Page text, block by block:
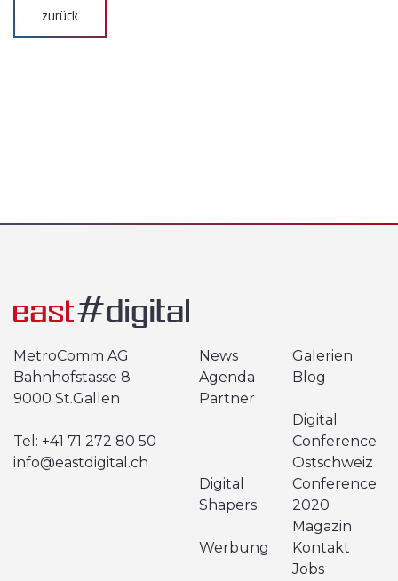
zurück
MetroComm AG
Bahnhofstasse 8
9000 St.Gallen
Tel: +41 71 272 80 50
info@eastdigital.ch
News
Galerien
Agenda
Blog
Partner
Digital
Conference
Ostschweiz
Digital
Shapers
Conference
2020
Werbung
Magazin
Kontakt
Jobs